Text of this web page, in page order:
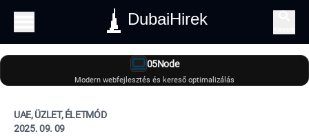
DubaiHirek
05Node
Modern webfejlesztés és kereső optimalizálás
UAE, ÜZLET, ÉLETMÓD
2025. 09. 09